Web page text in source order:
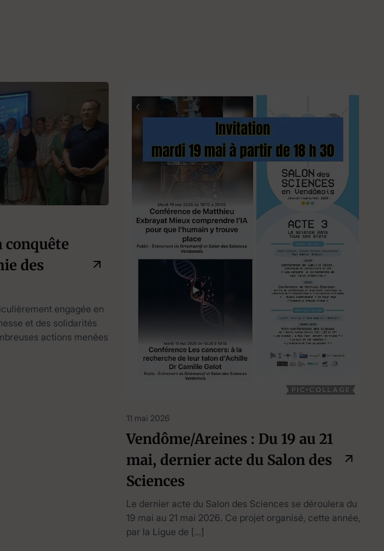
conquête
des
engagée en
et des solidarités
actions menées
11 mai 2026
Vendôme/Areines : Du 19 au 21
mai, dernier acte du Salon des
Sciences
Le dernier acte du Salon des Sciences se déroulera du
19 mai au 21 mai 2026. Ce projet organisé, cette année,
par la Ligue de […]